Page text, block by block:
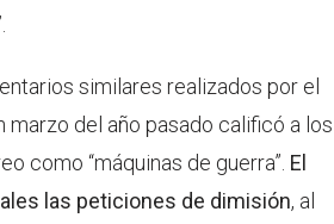
similares realizados por el
marzo del año pasado calificó a los
como “máquinas de guerra”. El
las peticiones de dimisión, al